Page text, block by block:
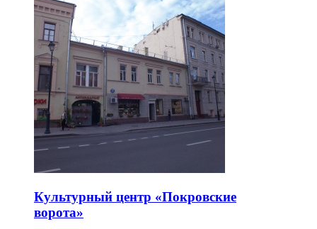
Культурный центр «Покровские
ворота»